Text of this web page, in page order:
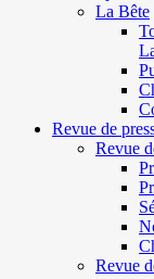
La Bête
Revue de
Revue
Revue